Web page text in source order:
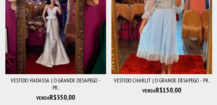
VESTIDO HADASSA ( O GRANDE DESAPEGO -
PR...
VENDAR$350,00
VESTIDO CHARLIT ( O GRANDE DESAPEGO - PR...
VENDAR$150,00